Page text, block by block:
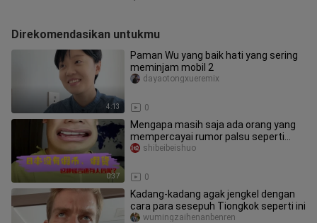
Direkomendasikan untukmu
4:13
Paman Wu yang baik hati yang sering
meminjam mobil 2
0
dayaotongxueremix
0:37
Mengapa masih saja ada orang yang
mempercayai rumor palsu seperti
ini??
0
shibeibeishuo
Kadang-kadang agak jengkel dengan
cara para sesepuh Tiongkok seperti ini
wumingzaihenanbenren